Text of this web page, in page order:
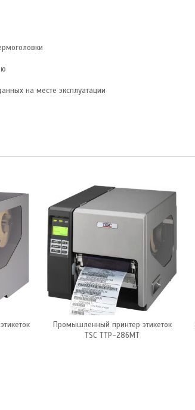
на месте эксплуатации
Промышленный принтер этикеток
TSC TTP-286MT